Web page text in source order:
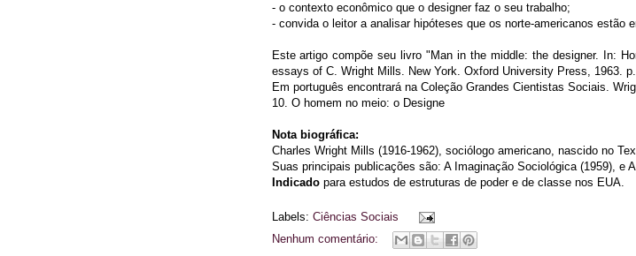
- o contexto econômico que o designer faz o seu trabalho;
- convida o leitor a analisar hipóteses que os norte-americanos estão
Este artigo compõe seu livro "Man in the middle: the designer. In:
essays of C. Wright Mills. New York. Oxford University Press, 1963.
Em português encontrará na Coleção Grandes Cientistas Sociais.
10. O homem no meio: o Designe
Nota biográfica:
Charles Wright Mills (1916-1962), sociólogo americano, nascido no
Suas principais publicações são: A Imaginação Sociológica (1959), e
Indicado para estudos de estruturas de poder e de classe nos EUA.
Labels: Ciências Sociais
Nenhum comentário: